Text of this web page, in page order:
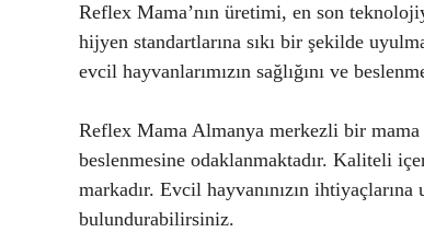
Reflex Mama’nın üretimi, en son
hijyen standartlarına sıkı bir şekilde
evcil hayvanlarımızın sağlığını ve
Reflex Mama Almanya merkezli bir mama
beslenmesine odaklanmaktadır. Kaliteli
markadır. Evcil hayvanınızın
bulundurabilirsiniz.